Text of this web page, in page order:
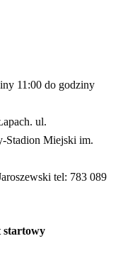
11:00 do godziny
ul.
Stadion Miejski im.
tel: 783 089
startowy